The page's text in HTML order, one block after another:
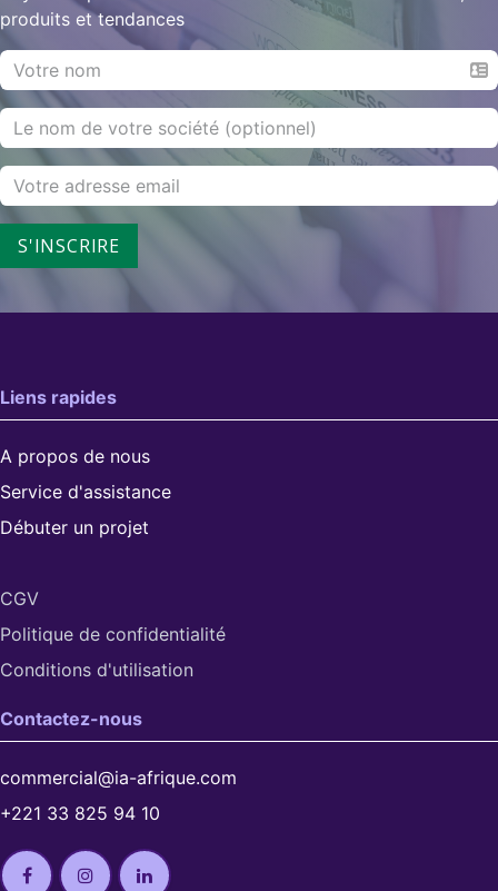
produits et tendances
S'INSCRIRE
Liens rapides
A propos de nous
Service d'assistance
Débuter un projet
CGV
Politique de confidentialité
Conditions d'utilisation​
Contactez-nous
commercial@ia-afrique.com
+221 33 825 94 10